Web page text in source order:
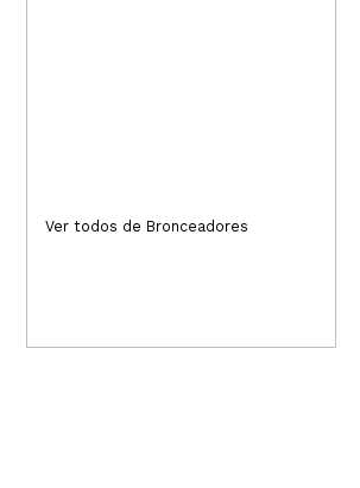
(5)
Ver todos de Bronceadores